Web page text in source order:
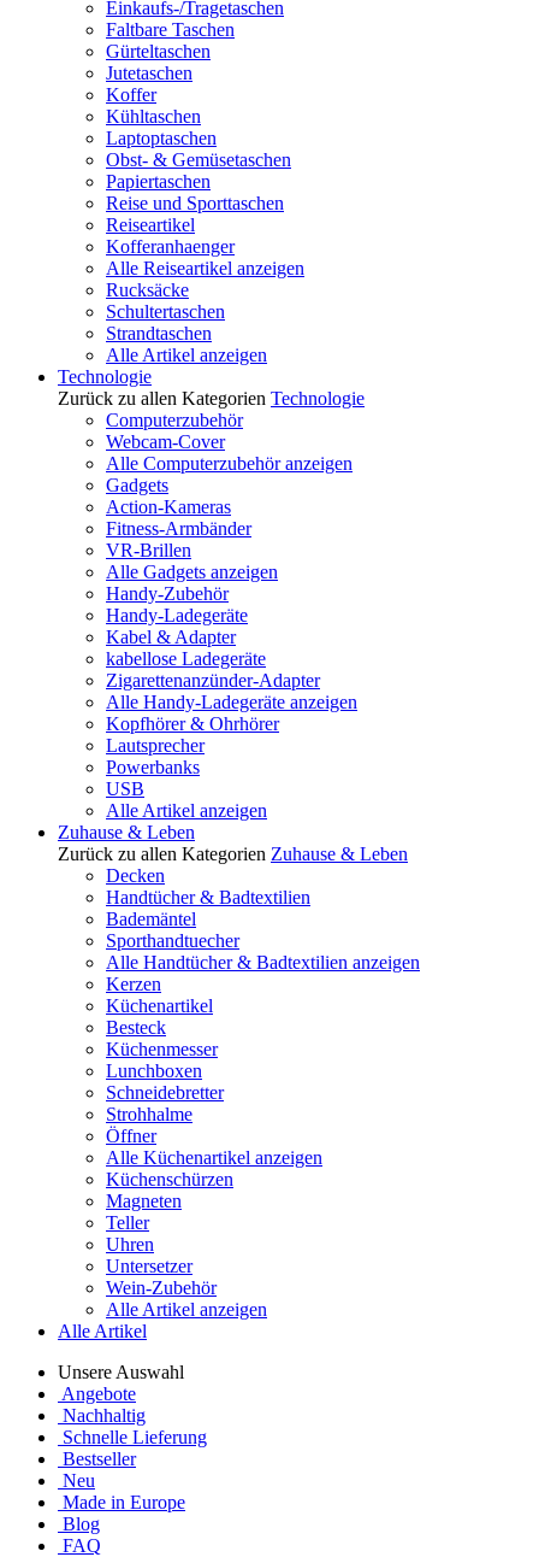
Einkaufs-/Tragetaschen
Faltbare Taschen
Gürteltaschen
Jutetaschen
Koffer
Kühltaschen
Laptoptaschen
Obst- & Gemüsetaschen
Papiertaschen
Reise und Sporttaschen
Reiseartikel
Kofferanhaenger
Alle Reiseartikel anzeigen
Rucksäcke
Schultertaschen
Strandtaschen
Alle Artikel anzeigen
Technologie
Zurück zu allen Kategorien Technologie
Computerzubehör
Webcam-Cover
Alle Computerzubehör anzeigen
Gadgets
Action-Kameras
Fitness-Armbänder
VR-Brillen
Alle Gadgets anzeigen
Handy-Zubehör
Handy-Ladegeräte
Kabel & Adapter
kabellose Ladegeräte
Zigarettenanzünder-Adapter
Alle Handy-Ladegeräte anzeigen
Kopfhörer & Ohrhörer
Lautsprecher
Powerbanks
USB
Alle Artikel anzeigen
Zuhause & Leben
Zurück zu allen Kategorien Zuhause & Leben
Decken
Handtücher & Badtextilien
Bademäntel
Sporthandtuecher
Alle Handtücher & Badtextilien anzeigen
Kerzen
Küchenartikel
Besteck
Küchenmesser
Lunchboxen
Schneidebretter
Strohhalme
Öffner
Alle Küchenartikel anzeigen
Küchenschürzen
Magneten
Teller
Uhren
Untersetzer
Wein-Zubehör
Alle Artikel anzeigen
Alle Artikel
Unsere Auswahl
Angebote
Nachhaltig
Schnelle Lieferung
Bestseller
Neu
Made in Europe
Blog
FAQ